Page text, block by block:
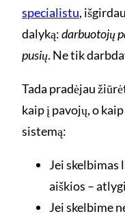
specialistu,
dalyką:darbuotojų
pusių. Ne tik
Tada pradėjau
kaip į pavojų, o
sistemą:
Jei skelbimas
aiškios –
Jei skelbime